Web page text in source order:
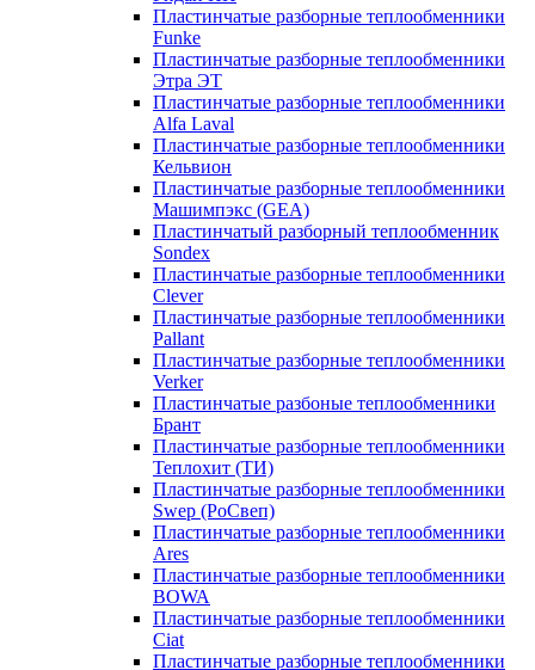
Пластинчатые разборные теплообменники
Funke
Пластинчатые разборные теплообменники
Этра ЭТ
Пластинчатые разборные теплообменники
Alfa Laval
Пластинчатые разборные теплообменники
Кельвион
Пластинчатые разборные теплообменники
Машимпэкс (GEA)
Пластинчатый разборный теплообменник
Sondex
Пластинчатые разборные теплообменники
Clever
Пластинчатые разборные теплообменники
Pallant
Пластинчатые разборные теплообменники
Verker
Пластинчатые разбоные теплообменники
Брант
Пластинчатые разборные теплообменники
Теплохит (ТИ)
Пластинчатые разборные теплообменники
Swep (РоСвеп)
Пластинчатые разборные теплообменники
Ares
Пластинчатые разборные теплообменники
BOWA
Пластинчатые разборные теплообменники
Ciat
Пластинчатые разборные теплообменники